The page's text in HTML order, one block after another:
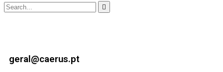
geral@caerus.pt